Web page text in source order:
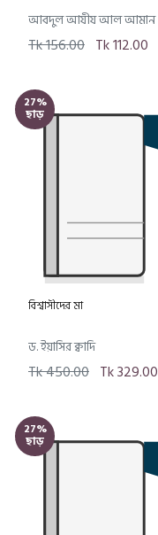
আবদুল আযীয আল আমান
Tk 156.00 Tk 112.00
27%
ছাড়
বিশ্বাসীদের মা
ড. ইয়াসির ক্বাদি
Tk 450.00 Tk 329.00
27%
ছাড়